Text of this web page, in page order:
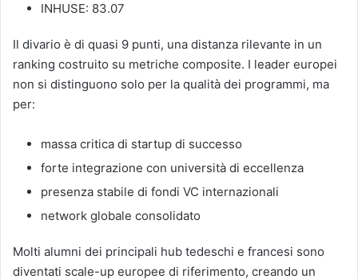
INHUSE: 83.07
Il divario è di quasi 9 punti, una distanza rilevante in un
ranking costruito su metriche composite. I leader europei
non si distinguono solo per la qualità dei programmi, ma
per:
massa critica di startup di successo
forte integrazione con università di eccellenza
presenza stabile di fondi VC internazionali
network globale consolidato
Molti alumni dei principali hub tedeschi e francesi sono
diventati scale-up europee di riferimento, creando un